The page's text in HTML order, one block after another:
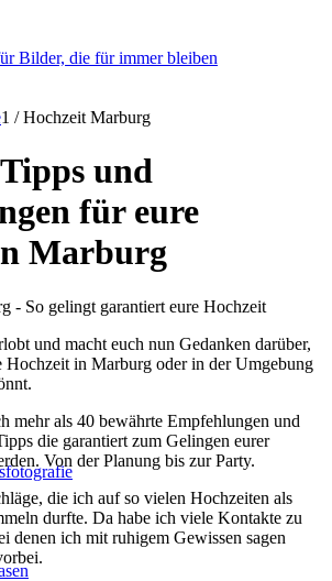
1 / Hochzeit Marburg
und
für eure
Marburg
und macht euch nun Gedanken darüber,
Hochzeit in Marburg oder in der Umgebung
mehr als 40 bewährte Empfehlungen und
die garantiert zum Gelingen eurer
Von der Planung bis zur Party.
die ich auf so vielen Hochzeiten als
durfte. Da habe ich viele Kontakte zu
denen ich mit ruhigem Gewissen sagen